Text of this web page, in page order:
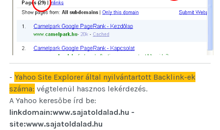
- Yahoo Site Explorer által nyilvántartott Backlink-ek
száma: végtelenül hasznos lekérdezés.
A Yahoo keresőbe írd be:
linkdomain:www.sajatoldalad.hu -
site:www.sajatoldalad.hu